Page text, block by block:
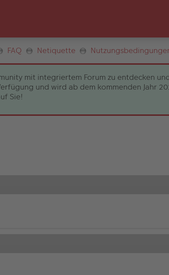
FAQ Netiquette
mit integriertem Forum zu entdecken
und wird ab dem kommenden Jahr
Sie!